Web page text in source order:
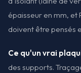
épaisseur en mm, et
doivent être pensés
Ce qu'un vrai
des supports.